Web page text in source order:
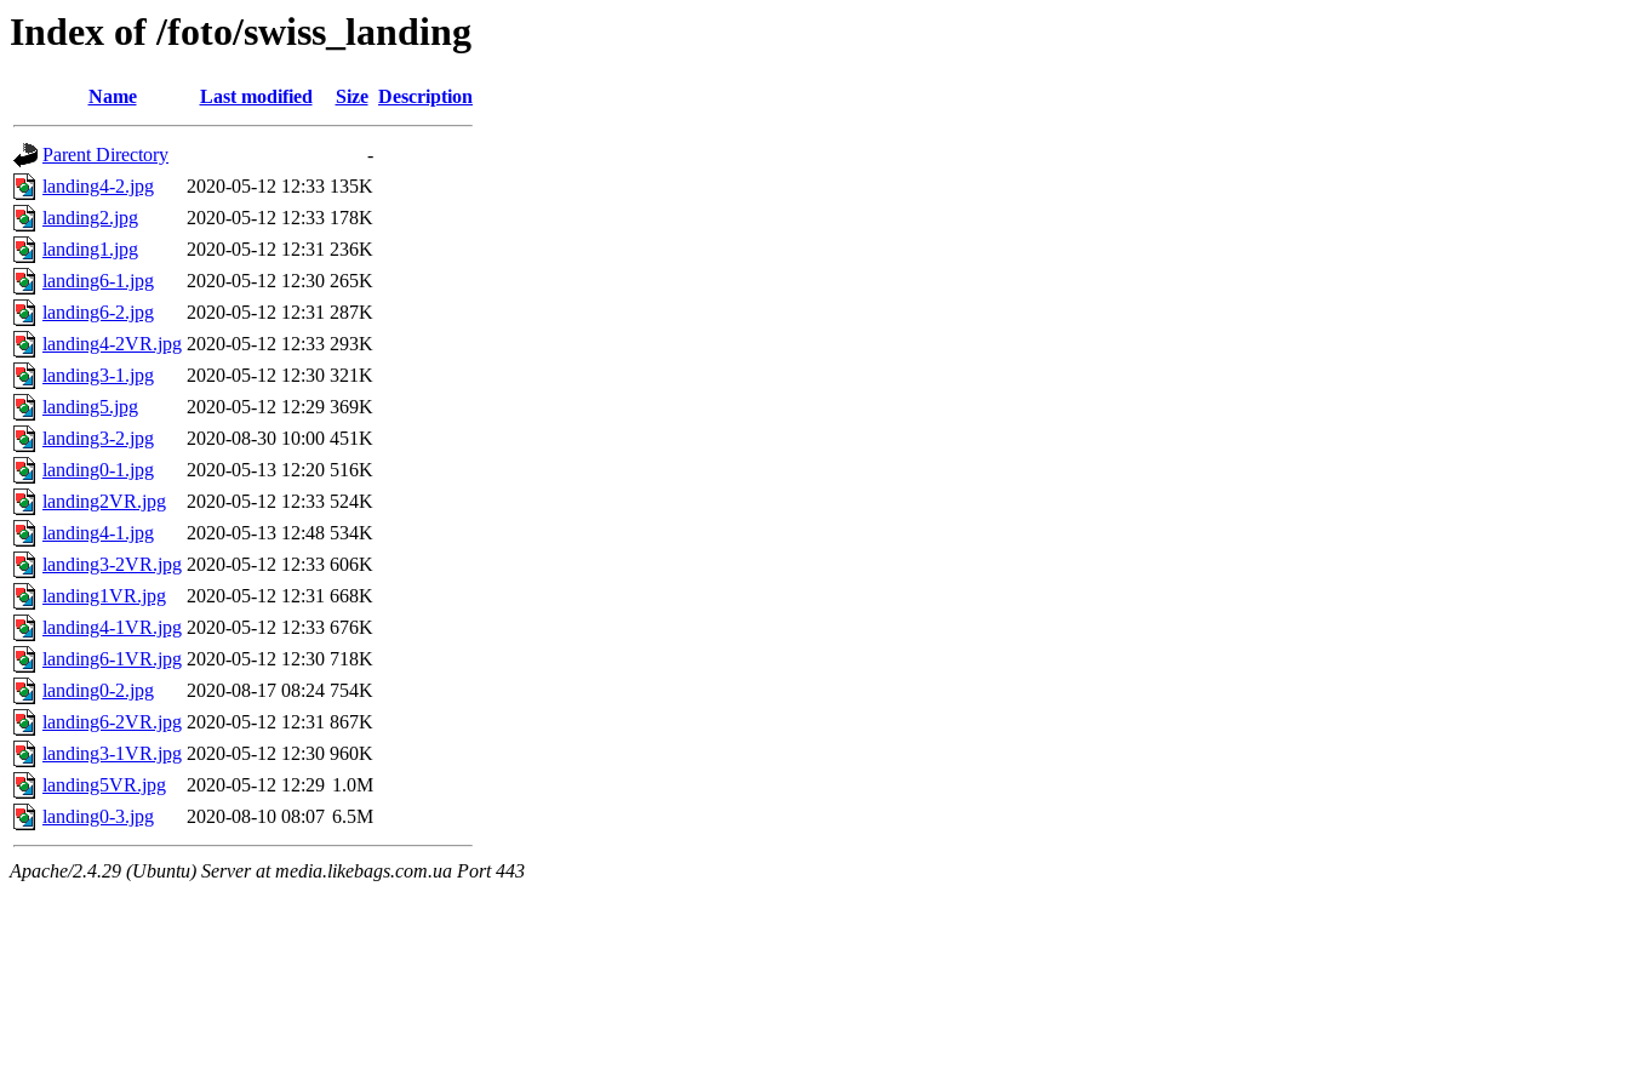
Index of /foto/swiss_landing
Name Last modified Size Description
Parent Directory
-
landing4-2.jpg
2020-05-12 12:33 135K
landing2.jpg
2020-05-12 12:33 178K
landing1.jpg
2020-05-12 12:31 236K
landing6-1.jpg
2020-05-12 12:30 265K
landing6-2.jpg
2020-05-12 12:31 287K
landing4-2VR.jpg 2020-05-12 12:33 293K
landing3-1.jpg
2020-05-12 12:30 321K
landing5.jpg
2020-05-12 12:29 369K
landing3-2.jpg
2020-08-30 10:00 451K
landing0-1.jpg
2020-05-13 12:20 516K
landing2VR.jpg
2020-05-12 12:33 524K
landing4-1.jpg
2020-05-13 12:48 534K
landing3-2VR.jpg 2020-05-12 12:33 606K
landing1VR.jpg
2020-05-12 12:31 668K
landing4-1VR.jpg 2020-05-12 12:33 676K
landing6-1VR.jpg 2020-05-12 12:30 718K
landing0-2.jpg
2020-08-17 08:24 754K
landing6-2VR.jpg 2020-05-12 12:31 867K
landing3-1VR.jpg 2020-05-12 12:30 960K
landing5VR.jpg
2020-05-12 12:29 1.0M
landing0-3.jpg
2020-08-10 08:07 6.5M
Apache/2.4.29 (Ubuntu) Server at media.likebags.com.ua Port 443